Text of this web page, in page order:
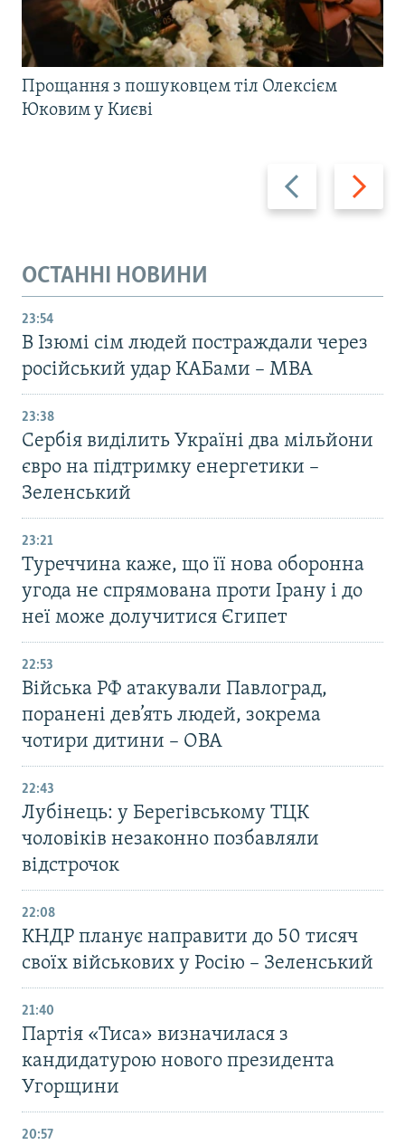
Назад Вперед
Прощання з пошуковцем тіл Олексієм
Юковим у Києві
ОСТАННІ НОВИНИ
23:54
В Ізюмі сім людей постраждали через
російський удар КАБами – МВА
23:38
Сербія виділить Україні два мільйони
євро на підтримку енергетики –
Зеленський
23:21
Туреччина каже, що її нова оборонна
угода не спрямована проти Ірану і до
неї може долучитися Єгипет
22:53
Війська РФ атакували Павлоград,
поранені дев’ять людей, зокрема
чотири дитини – ОВА
22:43
Лубінець: у Берегівському ТЦК
чоловіків незаконно позбавляли
відстрочок
22:08
КНДР планує направити до 50 тисяч
своїх військових у Росію – Зеленський
21:40
Партія «Тиса» визначилася з
кандидатурою нового президента
Угорщини
20:57